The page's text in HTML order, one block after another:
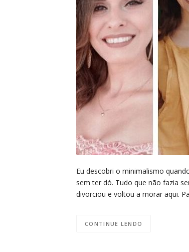
Eu descobri o minimalismo
sem ter dó. Tudo que não fazia
divorciou e voltou a morar aqui.
CONTINUE LENDO